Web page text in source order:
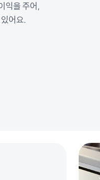
익을 주어,
어요.